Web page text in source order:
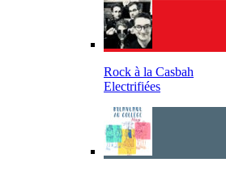
Rock à la Casbah
Electrifiées